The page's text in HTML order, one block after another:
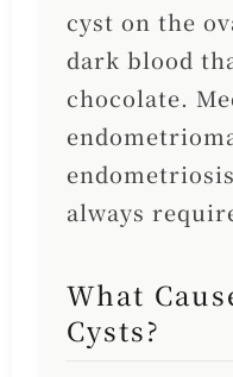
cyst on the
dark blood
chocolate.
always
What
Cysts?